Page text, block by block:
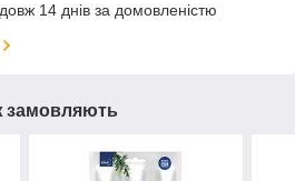
14 днів за домовленістю
замовляють